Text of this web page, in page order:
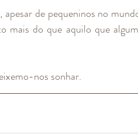
de pequeninos no
mais do que aquilo que
nos sonhar.